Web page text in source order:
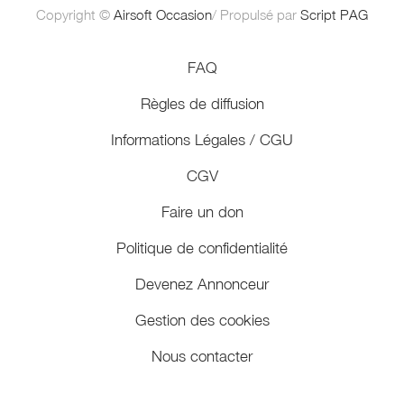
Copyright © Airsoft Occasion/ Propulsé par Script PAG
FAQ
Règles de diffusion
Informations Légales / CGU
CGV
Faire un don
Politique de confidentialité
Devenez Annonceur
Gestion des cookies
Nous contacter